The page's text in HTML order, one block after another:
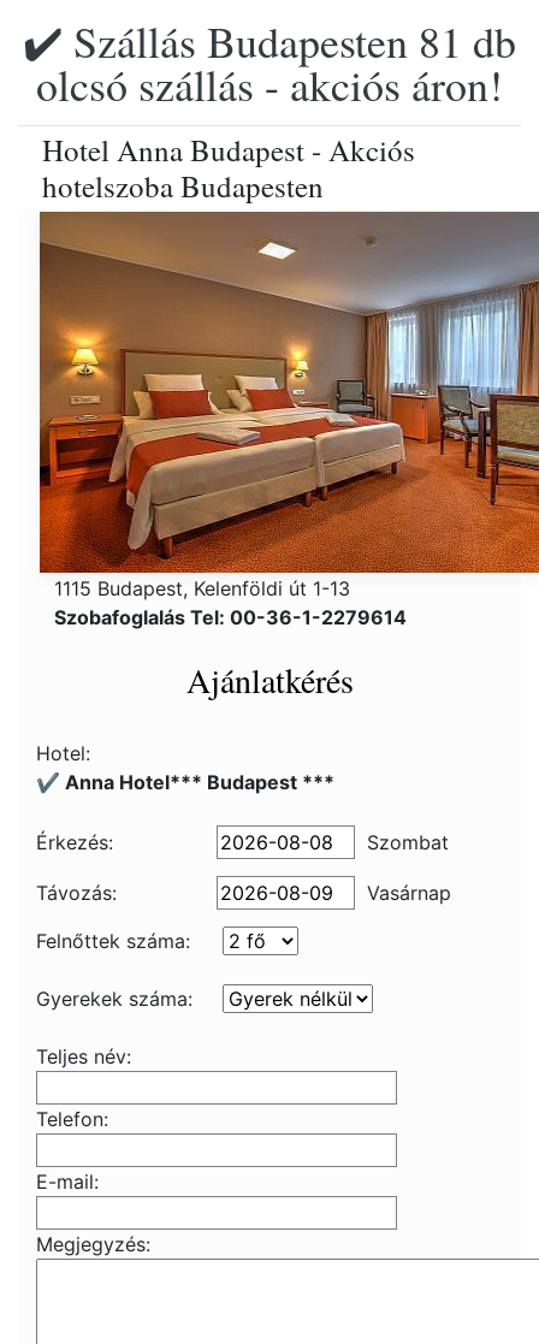
✔️ Szállás Budapesten 81 db
olcsó szállás - akciós áron!
Hotel Anna Budapest - Akciós
hotelszoba Budapesten
1115 Budapest, Kelenföldi út 1-13
Szobafoglalás Tel: 00-36-1-2279614
Ajánlatkérés
Hotel:
✔️ Anna Hotel*** Budapest ***
Érkezés: Szombat
Távozás:
Vasárnap
Felnőttek száma:
Gyerekek száma:
Teljes név:
Telefon:
E-mail:
Megjegyzés: